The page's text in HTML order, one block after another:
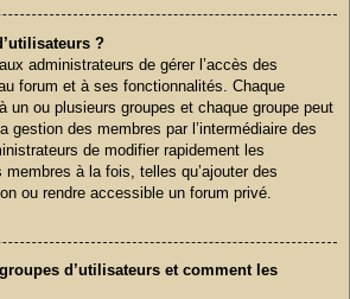
?
administrateurs de gérer l’accès des
forum et à ses fonctionnalités. Chaque
un ou plusieurs groupes et chaque groupe peut
gestion des membres par l’intermédiaire des
de modifier rapidement les
à la fois, telles qu’ajouter des
ou rendre accessible un forum privé.
d’utilisateurs et comment les